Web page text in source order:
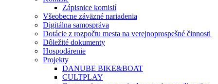
Zápisnice komisií
Všeobecne záväzné nariadenia
Digitálna samospráva
Dotácie z rozpočtu mesta na verejnoprospešné činnosti
Dôležité dokumenty
Hospodárenie
Projekty
DANUBE BIKE&BOAT
CULTPLAY